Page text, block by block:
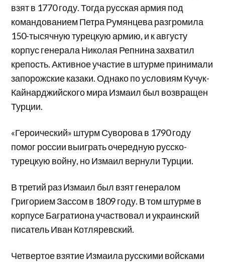
взят в 1770 году. Тогда русская армия под
командованием Петра Румянцева разгромила
150-тысячную турецкую армию, и к августу
корпус генерала Николая Репнина захватил
крепость. Активное участие в штурме принимали
запорожские казаки. Однако по условиям Кучук-
Кайнарджийского мира Измаил был возвращен
Турции.
«Героический» штурм Суворова в 1790 году
помог россии выиграть очередную русско-
турецкую войну, но Измаил вернули Турции.
В третий раз Измаил был взят генералом
Григорием Зассом в 1809 году. В том штурме в
корпусе Багратиона участвовал и украинский
писатель Иван Котляревский.
Четвертое взятие Измаила русскими войсками